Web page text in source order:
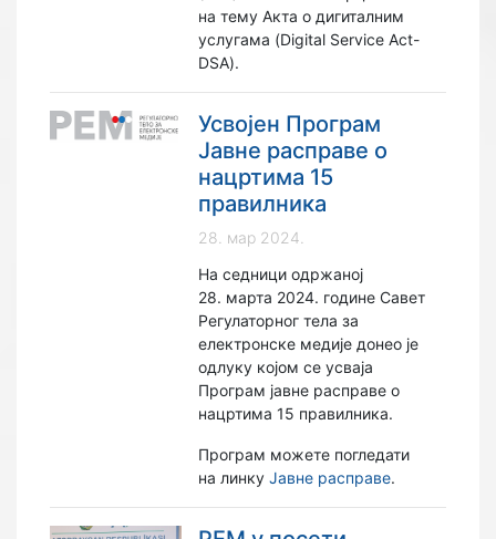
на тему Акта о дигиталним
услугама (Digital Service Act-
DSA).
Усвојен Програм
Јавне расправе о
нацртима 15
правилника
28. мар 2024.
На седници одржаној
28. марта 2024. године Савет
Регулаторног тела за
електронске медије донео је
одлуку којом се усваја
Програм јавне расправе о
нацртима 15 правилника.
Програм можете погледати
на линкуЈавне расправе.